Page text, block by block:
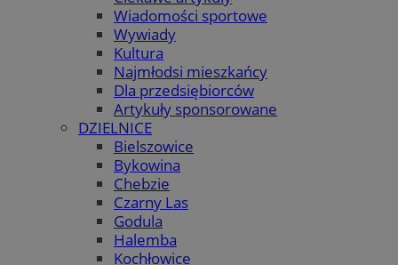
Wiadomości sportowe
Wywiady
Kultura
Najmłodsi mieszkańcy
Dla przedsiębiorców
Artykuły sponsorowane
DZIELNICE
Bielszowice
Bykowina
Chebzie
Czarny Las
Godula
Halemba
Kochłowice